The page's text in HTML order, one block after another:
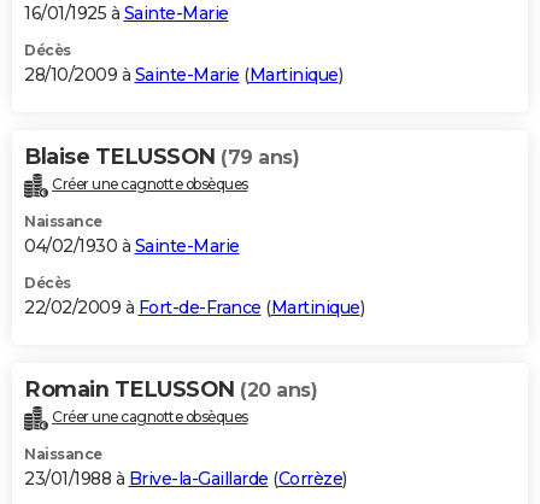
16/01/1925 à Sainte-Marie
Décès
28/10/2009 à Sainte-Marie (Martinique)
Blaise TELUSSON (79 ans)
Créer une cagnotte obsèques
Naissance
04/02/1930 à Sainte-Marie
Décès
22/02/2009 à Fort-de-France (Martinique)
Romain TELUSSON (20 ans)
Créer une cagnotte obsèques
Naissance
23/01/1988 à Brive-la-Gaillarde (Corrèze)